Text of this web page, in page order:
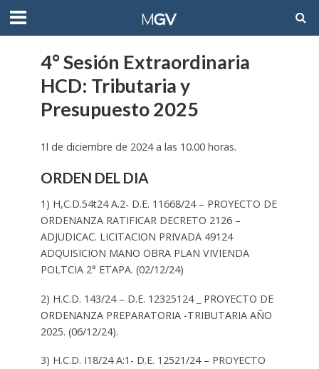
4° Sesión Extraordinaria
HCD: Tributaria y
Presupuesto 2025
1l de diciembre de 2024 a las 10.00 horas.
ORDEN DEL DIA
1) H,C.D.54t24 A.2- D.E. 11668/24 – PROYECTO DE
ORDENANZA RATIFICAR DECRETO 2126 –
ADJUDICAC. LICITACION PRIVADA 49124
ADQUISICION MANO OBRA PLAN VIVIENDA
POLTCIA 2° ETAPA. (02/12/24)
2) H.C.D. 143/24 – D.E. 12325124 _ PROYECTO DE
ORDENANZA PREPARATORIA -TRIBUTARIA AÑO
2025. (06/12/24).
3) H.C.D. I18/24 A:1- D.E. 12521/24 – PROYECTO